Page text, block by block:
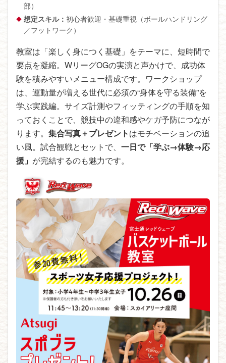
部）
想定スキル：初心者歓迎・基礎重視（ボールハンドリング
／フットワーク）
教室は「楽しく身につく基礎」をテーマに、短時間で
要点を凝縮。WリーグOGの実演と声かけで、成功体
験を積みやすいメニュー構成です。ワークショップ
は、運動量が増える世代に必須の“身体を守る装備”を
学ぶ実践編。サイズ計測やフィッティングの手順を知
っておくことで、競技中の違和感やケガ予防につなが
ります。 集合写真＋プレゼントはモチベーションの追
い風。試合観戦とセットで、 一日で「学ぶ→体験→応
援」 が完結するのも魅力です。